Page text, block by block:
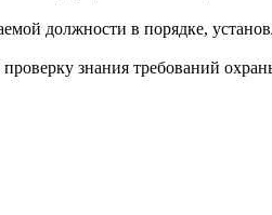
должности в порядке,
знания требований